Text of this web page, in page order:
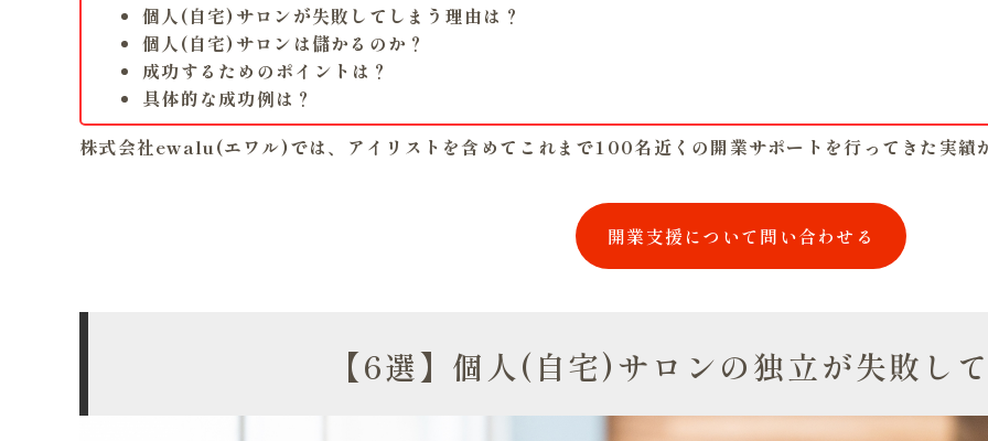
個人(自宅)サロンが失敗してしまう理由は？
個人(自宅)サロンは儲かるのか？
成功するためのポイントは？
具体的な成功例は？
株式会社ewalu(エワル)では、アイリストを含めてこれまで100名近くの開業サポートを行ってきた実績
開業支援について問い合わせる
【6選】個人(自宅)サロンの独立が失敗し